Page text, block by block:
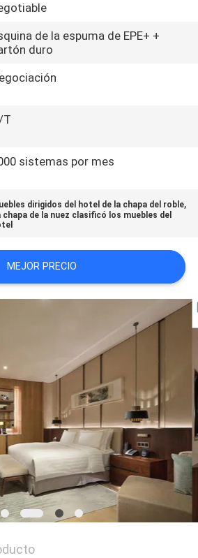
de la espuma de EPE+ +
duro
T
sistemas por mes
dirigidos del hotel de la chapa del roble,
chapa de la nuez clasificó los muebles del
MEJOR PRECIO